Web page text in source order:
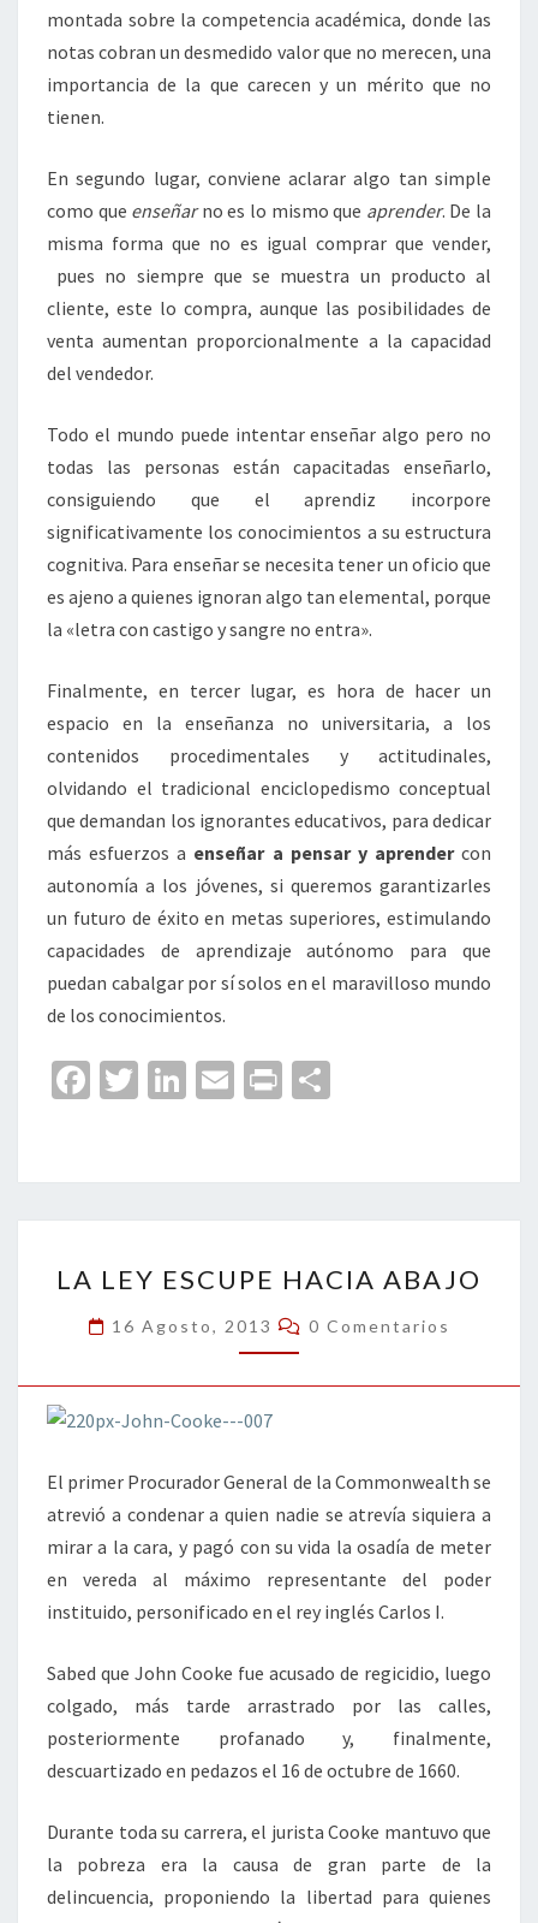
montada sobre la competencia académica, donde las
notas cobran un desmedido valor que no merecen, una
importancia de la que carecen y un mérito que no
tienen.
En segundo lugar, conviene aclarar algo tan simple
como que enseñarno es lo mismo que aprender. De la
misma forma que no es igual comprar que vender,
pues no siempre que se muestra un producto al
cliente, este lo compra, aunque las posibilidades de
venta aumentan proporcionalmente a la capacidad
del vendedor.
Todo el mundo puede intentar enseñar algo pero no
todas las personas están capacitadas enseñarlo,
consiguiendo que el aprendiz incorpore
significativamente los conocimientos a su estructura
cognitiva. Para enseñar se necesita tener un oficio que
es ajeno a quienes ignoran algo tan elemental, porque
la «letra con castigo y sangre no entra».
Finalmente, en tercer lugar, es hora de hacer un
espacio en la enseñanza no universitaria, a los
contenidos procedimentales y actitudinales,
olvidando el tradicional enciclopedismo conceptual
que demandan los ignorantes educativos, para dedicar
más esfuerzos a enseñar a pensar y aprendercon
autonomía a los jóvenes, si queremos garantizarles
un futuro de éxito en metas superiores, estimulando
capacidades de aprendizaje autónomo para que
puedan cabalgar por sí solos en el maravilloso mundo
de los conocimientos.
Fa
o
o
k
T
er
Li
dI
n
E
l
Pr
p
ar
tir
LEY
ESCUPE
HACIA
ABAJO
LA LEY ESCUPE HACIA ABAJO
16 Agosto, 2013 Comentarios
0 Comentarios
El primer Procurador General de la Commonwealth se
atrevió a condenar a quien nadie se atrevía siquiera a
mirar a la cara, y pagó con su vida la osadía de meter
en vereda al máximo representante del poder
instituido, personificado en el rey inglés Carlos I.
Sabed que John Cooke fue acusado de regicidio, luego
colgado, más tarde arrastrado por las calles,
posteriormente profanado y, finalmente,
descuartizado en pedazos el 16 de octubre de 1660.
Durante toda su carrera, el jurista Cooke mantuvo que
la pobreza era la causa de gran parte de la
delincuencia, proponiendo la libertad para quienes